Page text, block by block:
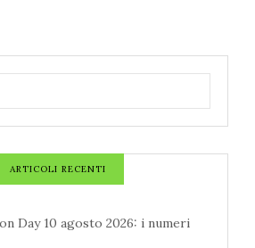
ARTICOLI RECENTI
Day 10 agosto 2026: i numeri